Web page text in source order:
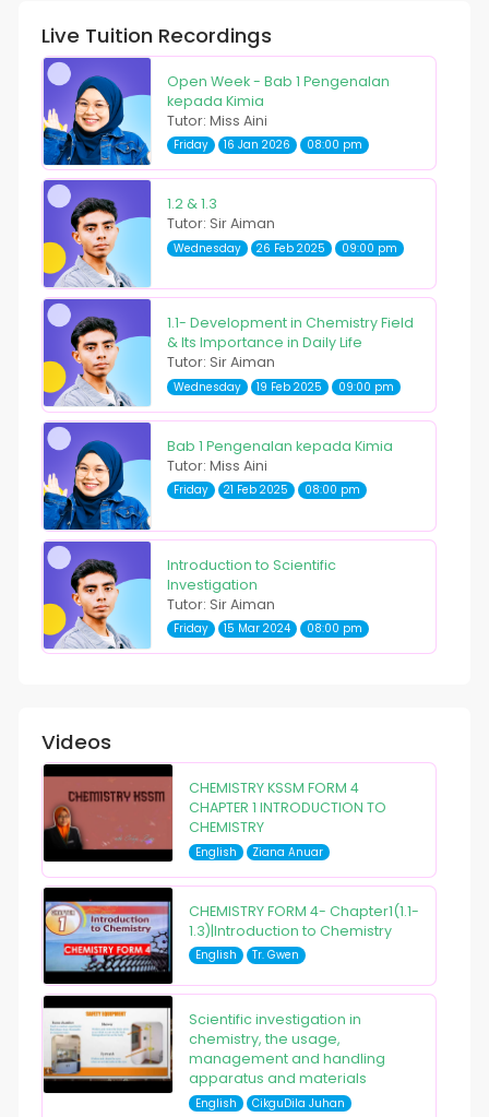
Live Tuition Recordings
Open Week - Bab 1 Pengenalan
kepada Kimia
Tutor: Miss Aini
Friday 16 Jan 2026 08:00 pm
1.2 & 1.3
Tutor: Sir Aiman
Wednesday 26 Feb 2025 09:00 pm
1.1- Development in Chemistry Field
& Its Importance in Daily Life
Tutor: Sir Aiman
Wednesday 19 Feb 2025 09:00 pm
Bab 1 Pengenalan kepada Kimia
Tutor: Miss Aini
Friday 21 Feb 2025 08:00 pm
Introduction to Scientific
Investigation
Tutor: Sir Aiman
Friday 15 Mar 2024 08:00 pm
Videos
CHEMISTRY KSSM FORM 4
CHAPTER 1 INTRODUCTION TO
CHEMISTRY
English Ziana Anuar
CHEMISTRY FORM 4- Chapter1(1.1-
1.3)|Introduction to Chemistry
English Tr. Gwen
Scientific investigation in
chemistry, the usage,
management and handling
apparatus and materials
English CikguDila Juhan